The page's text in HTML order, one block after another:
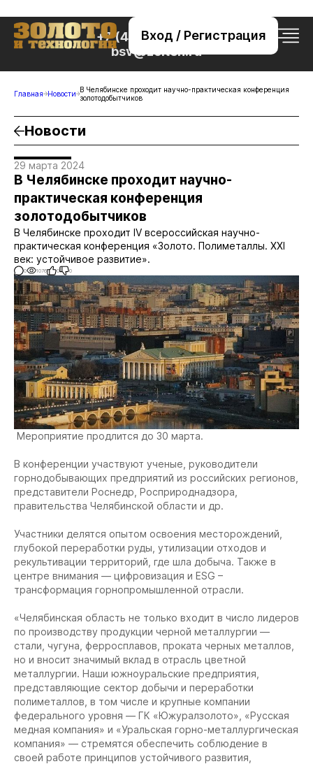
Вход / Регистрация
+7 (495) 221-76-32
bsv@zolteh.ru
Главная Новости В Челябинске проходит научно-практическая конференция
золотодобытчиков
Новости
29 марта 2024
В Челябинске проходит научно-
практическая конференция
золотодобытчиков
В Челябинске проходит IV всероссийская научно-
практическая конференция «Золото. Полиметаллы. XXI
век: устойчивое развитие».
0 1076 0 0
Мероприятие продлится до 30 марта.
В конференции участвуют ученые, руководители
горнодобывающих предприятий из российских регионов,
представители Роснедр, Росприроднадзора,
правительства Челябинской области и др.
Участники делятся опытом освоения месторождений,
глубокой переработки руды, утилизации отходов и
рекультивации территорий, где шла добыча. Также в
центре внимания — цифровизация и ESG –
трансформация горнопромышленной отрасли.
«Челябинская область не только входит в число лидеров
по производству продукции черной металлургии —
стали, чугуна, ферросплавов, проката черных металлов,
но и вносит значимый вклад в отрасль цветной
металлургии. Наши южноуральские предприятия,
представляющие сектор добычи и переработки
полиметаллов, в том числе и крупные компании
федерального уровня — ГК «Южуралзолото», «Русская
медная компания» и «Уральская горно-металлургическая
компания» — стремятся обеспечить соблюдение в
своей работе принципов устойчивого развития,